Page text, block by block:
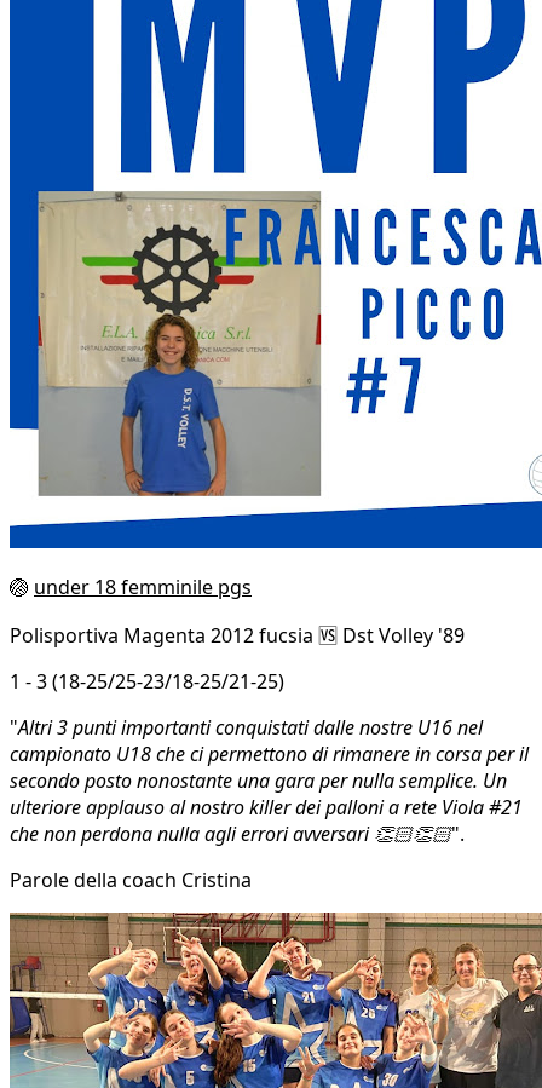
🏐 under 18 femminile pgs
Polisportiva Magenta 2012 fucsia 🆚 Dst Volley '89
1 - 3 (18-25/25-23/18-25/21-25)
"Altri 3 punti importanti conquistati dalle nostre U16 nel
campionato U18 che ci permettono di rimanere in corsa per il
secondo posto nonostante una gara per nulla semplice. Un
ulteriore applauso al nostro killer dei palloni a rete Viola #21
che non perdona nulla agli errori avversari 👏🏻👏🏻".
Parole della coach Cristina